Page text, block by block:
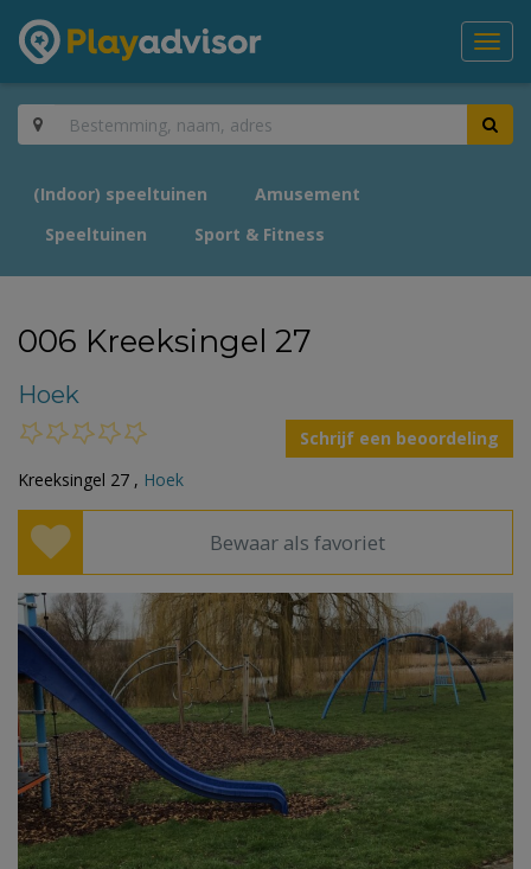
(Indoor) speeltuinen
Amusement
Speeltuinen
Sport & Fitness
006 Kreeksingel 27
Hoek
Schrijf een beoordeling
Kreeksingel 27 , Hoek
Bewaar als favoriet